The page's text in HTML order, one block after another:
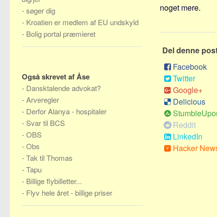
noget mere.
Del denne
Facebook
Twitter
Google+
Delicious
Reddit
LinkedIn
Hacker
-søger dig
- Kroatien er medlem af EU undskyld
- Bolig portal præmieret
Også skrevet af Åse
- Dansktalende advokat?
-Arveregler
- Derfor Alanya - hospitaler
- Svar til BCS
-OBS
-Obs
-Tak til Thomas
-Tapu
- Billige flybilletter...
- Flyv hele året - billige priser